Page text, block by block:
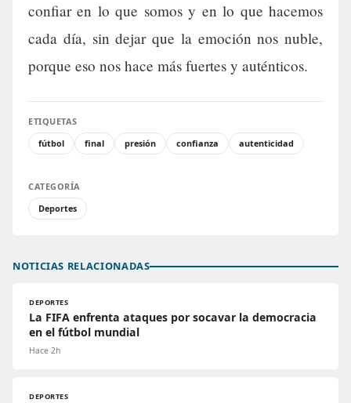
confiar en lo que somos y en lo que hacemos
cada día, sin dejar que la emoción nos nuble,
porque eso nos hace más fuertes y auténticos.
ETIQUETAS
fútbol
final presión confianza autenticidad
CATEGORÍA
Deportes
NOTICIAS RELACIONADAS
DEPORTES
La FIFA enfrenta ataques por socavar la democracia
en el fútbol mundial
Hace 2h
DEPORTES